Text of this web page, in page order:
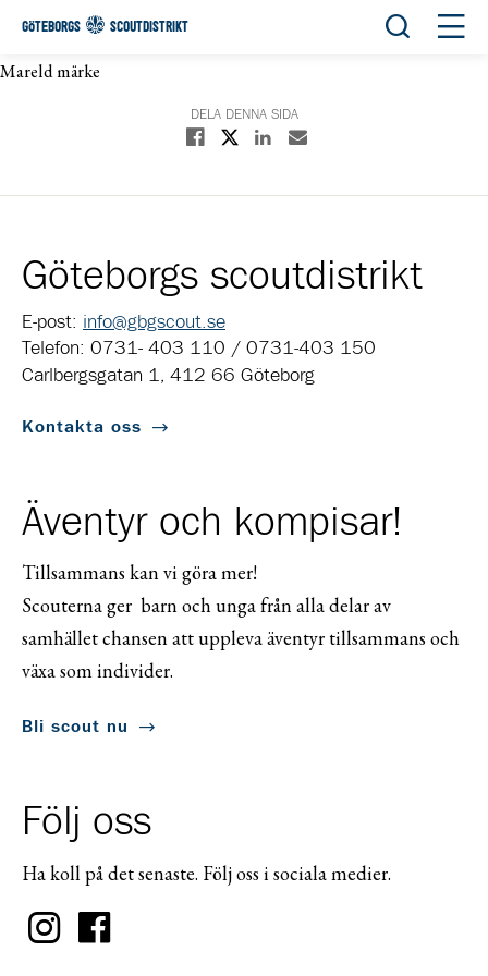
GÖTEBORGS SCOUTDISTRIKT Öppna
Mareld märke
DELA DENNA SIDA
Dela på Facebook
Dela på XDela på Linkedin
Dela med E-post
Göteborgs scoutdistrikt
E-post: info@gbgscout.se
Telefon: 0731- 403 110 / 0731-403 150
Carlbergsgatan 1, 412 66 Göteborg
Kontakta oss
Äventyr och kompisar!
Tillsammans kan vi göra mer!
Scouterna ger barn och unga från alla delar av
samhället chansen att uppleva äventyr tillsammans och
växa som individer.
Bli scout nu
Följ oss
Ha koll på det senaste. Följ oss i sociala medier.